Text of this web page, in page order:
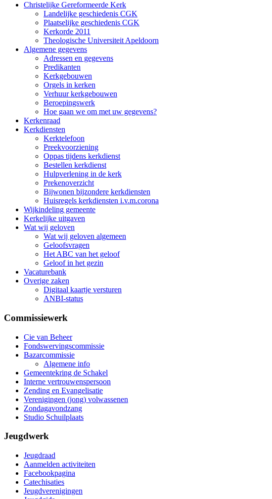
Christelijke Gereformeerde Kerk
Landelijke geschiedenis CGK
Plaatselijke geschiedenis CGK
Kerkorde 2011
Theologische Universiteit Apeldoorn
Algemene gegevens
Adressen en gegevens
Predikanten
Kerkgebouwen
Orgels in kerken
Verhuur kerkgebouwen
Beroepingswerk
Hoe gaan we om met uw gegevens?
Kerkenraad
Kerkdiensten
Kerktelefoon
Preekvoorziening
Oppas tijdens kerkdienst
Bestellen kerkdienst
Hulpverlening in de kerk
Prekenoverzicht
Bijwonen bijzondere kerkdiensten
Huisregels kerkdiensten i.v.m.corona
Wijkindeling gemeente
Kerkelijke uitgaven
Wat wij geloven
Wat wij geloven algemeen
Geloofsvragen
Het ABC van het geloof
Geloof in het gezin
Vacaturebank
Overige zaken
Digitaal kaartje versturen
ANBI-status
Commissiewerk
Cie van Beheer
Fondswervingscommissie
Bazarcommissie
Algemene info
Gemeentekring de Schakel
Interne vertrouwenspersoon
Zending en Evangelisatie
Verenigingen (jong) volwassenen
Zondagavondzang
Studio Schuilplaats
Jeugdwerk
Jeugdraad
Aanmelden activiteiten
Facebookpagina
Catechisaties
Jeugdverenigingen